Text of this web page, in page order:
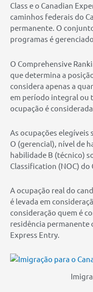
Class e o Canadian
caminhos federais do
permanente. O
programas é
O Comprehensive
que determina a
considera apenas a
em período integral ou
ocupação é
As ocupações elegíveis
O (gerencial), nível de
habilidade B (técnico)
Classification (NOC) do
A ocupação real do
é levada em
consideração quem é
residência permanente
Express Entry.